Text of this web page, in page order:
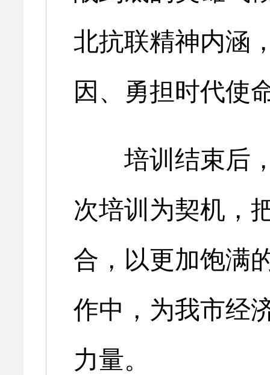
北抗联精神内涵
因、勇担时代使
培训结束后，
次培训为契机，
合，以更加饱满
作中，为我市经
力量。